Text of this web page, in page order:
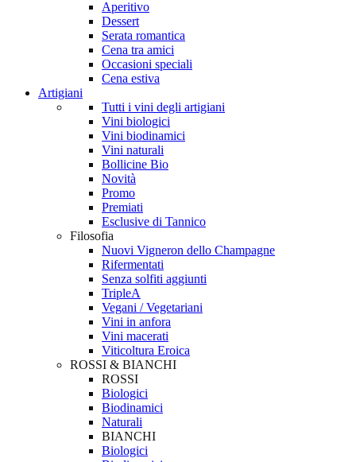
Aperitivo
Dessert
Serata romantica
Cena tra amici
Occasioni speciali
Cena estiva
Artigiani
Tutti i vini degli artigiani
Vini biologici
Vini biodinamici
Vini naturali
Bollicine Bio
Novità
Promo
Premiati
Esclusive di Tannico
Filosofia
Nuovi Vigneron dello Champagne
Rifermentati
Senza solfiti aggiunti
TripleA
Vegani / Vegetariani
Vini in anfora
Vini macerati
Viticoltura Eroica
ROSSI & BIANCHI
ROSSI
Biologici
Biodinamici
Naturali
BIANCHI
Biologici